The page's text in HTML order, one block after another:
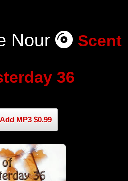
Nour Scent
36
Add MP3 $0.99